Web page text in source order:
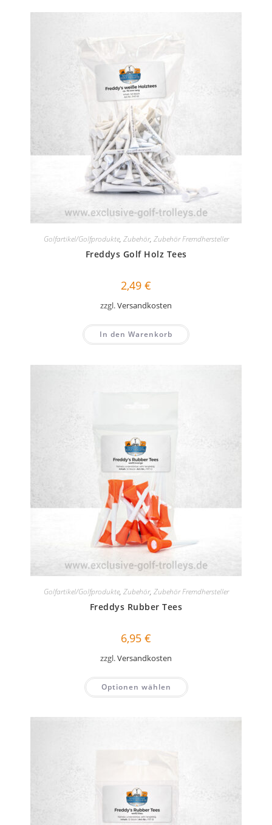
Golfartikel/Golfprodukte, Zubehör, Zubehör Fremdhersteller
Freddys Golf Holz Tees
2,49 €
zzgl.Versandkosten
In den Warenkorb
Golfartikel/Golfprodukte, Zubehör, Zubehör Fremdhersteller
Freddys Rubber Tees
6,95 €
zzgl.Versandkosten
Optionen wählen